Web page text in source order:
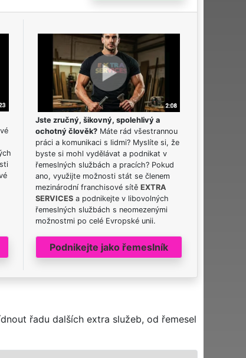
Jste zručný, šikovný, spolehlivý a
ochotný člověk? Máte rád všestrannou
práci a komunikaci s lidmi? Myslíte si, že
byste si mohl vydělávat a podnikat v
řemeslných službách a pracích? Pokud
ano, využijte možnosti stát se členem
mezinárodní franchisové sítěEXTRA
SERVICES a podnikejte v libovolných
řemeslných službách s neomezenými
možnostmi po celé Evropské unii.
Podnikejte jako řemeslník
řadu dalších extra služeb, od řemesel